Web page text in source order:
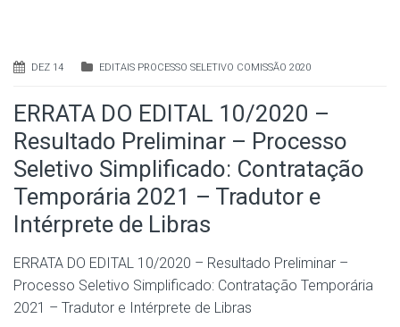
DEZ 14 EDITAIS PROCESSO SELETIVO COMISSÃO 2020
ERRATA DO EDITAL 10/2020 –
Resultado Preliminar – Processo
Seletivo Simplificado: Contratação
Temporária 2021 – Tradutor e
Intérprete de Libras
ERRATA DO EDITAL 10/2020 – Resultado Preliminar –
Processo Seletivo Simplificado: Contratação Temporária
2021 – Tradutor e Intérprete de Libras